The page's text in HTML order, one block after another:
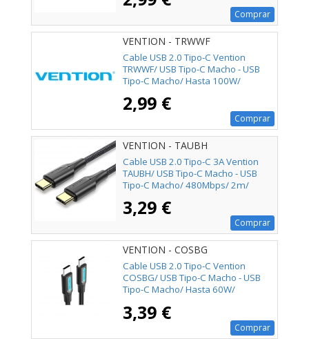
Comprar
VENTION - TRWWF
Cable USB 2.0 Tipo-C Vention
TRWWF/ USB Tipo-C Macho - USB
Tipo-C Macho/ Hasta 100W/
2,99 €
Comprar
VENTION - TAUBH
Cable USB 2.0 Tipo-C 3A Vention
TAUBH/ USB Tipo-C Macho - USB
Tipo-C Macho/ 480Mbps/ 2m/
3,29 €
Comprar
VENTION - COSBG
Cable USB 2.0 Tipo-C Vention
COSBG/ USB Tipo-C Macho - USB
Tipo-C Macho/ Hasta 60W/
3,39 €
Comprar